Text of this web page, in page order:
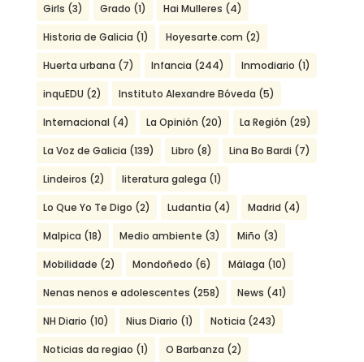
Girls (3) Grado (1) Hai Mulleres (4)
Historia de Galicia (1) Hoyesarte.com (2)
Huerta urbana (7) Infancia (244) Inmodiario (1)
inquEDU (2) Instituto Alexandre Bóveda (5)
Internacional (4) La Opinión (20) La Región (29)
La Voz de Galicia (139) Libro (8) Lina Bo Bardi (7)
Lindeiros (2) literatura galega (1)
Lo Que Yo Te Digo (2) Ludantia (4) Madrid (4)
Malpica (18) Medio ambiente (3) Miño (3)
Mobilidade (2) Mondoñedo (6) Málaga (10)
Nenas nenos e adolescentes (258) News (41)
NH Diario (10) Nius Diario (1) Noticia (243)
Noticias da regiao (1) O Barbanza (2)